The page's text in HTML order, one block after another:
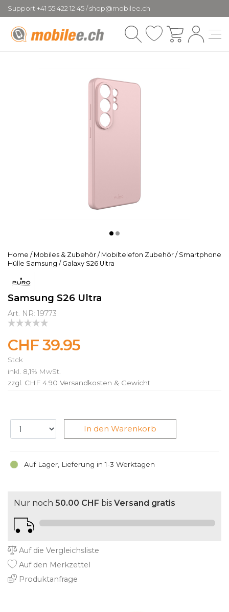
Support +41 55 422 12 45 / shop@mobilee.ch
Home / Mobiles & Zubehör / Mobiltelefon Zubehör / Smartphone
Hülle Samsung / Galaxy S26 Ultra
Samsung S26 Ultra
Art. NR: 19773
CHF 39.95
Stck
inkl. 8,1% MwSt.
zzgl. CHF 4.90 Versandkosten & Gewicht
Auf Lager, Lieferung in 1-3 Werktagen
In den Warenkorb
Nur noch 50.00 CHF bis Versand gratis
Auf die Vergleichsliste
Auf den Merkzettel
Produktanfrage